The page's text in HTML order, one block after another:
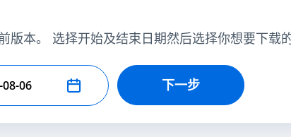
版本。 选择开始及结束日期然后选择你想要下载
期 下一步